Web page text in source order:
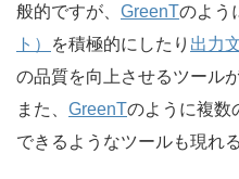
般的ですが、 GreenTのよう
ト）
を積極的にしたり 出力
の品質を向上させるツール
また、 GreenTのように複数
できるようなツールも現れ